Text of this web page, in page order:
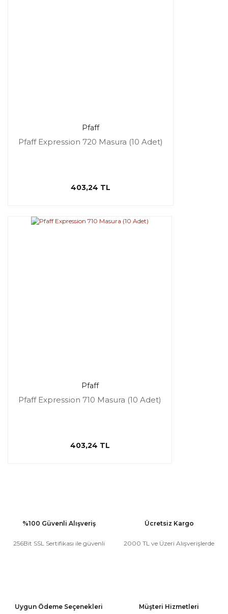
Pfaff
Pfaff Expression 720 Masura (10 Adet)
403,24 TL
Pfaff
Pfaff Expression 710 Masura (10 Adet)
403,24 TL
%100 Güvenli Alışveriş
256Bit SSL Sertifikası ile güvenli
Ücretsiz Kargo
2000 TL ve Üzeri Alışverişlerde
Uygun Ödeme Seçenekleri Müşteri Hizmetleri